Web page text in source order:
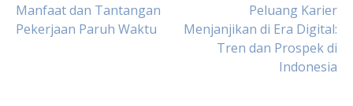
Post
Manfaat dan Tantangan
Pekerjaan Paruh Waktu
Peluang Karier
Menjanjikan di Era Digital:
Tren dan Prospek di
Indonesia